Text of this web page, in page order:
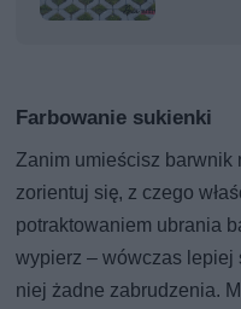
Farbowanie sukienki
Zanim umieścisz
zorientuj się, z czego
potraktowaniem ubrania
wypierz – wówczas lepiej
niej żadne zabrudzenia.